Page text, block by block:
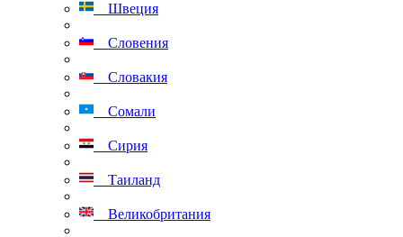
Швеция
Словения
Словакия
Сомали
Сирия
Таиланд
Великобритания